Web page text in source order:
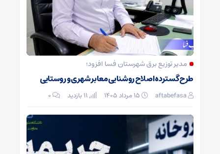
مدیر توزیع برق شهرستان فسا افزود؛
طرح گسترده اصلاح روشنایی معابر شهری و روستایی
aftabefasa ۰